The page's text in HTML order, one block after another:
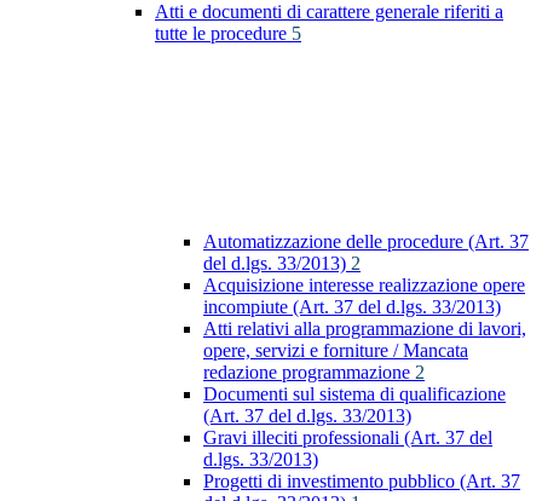
Atti e documenti di carattere generale riferiti a
tutte le procedure 5
Automatizzazione delle procedure (Art. 37
del d.lgs. 33/2013) 2
Acquisizione interesse realizzazione opere
incompiute (Art. 37 del d.lgs. 33/2013)
Atti relativi alla programmazione di lavori,
opere, servizi e forniture / Mancata
redazione programmazione 2
Documenti sul sistema di qualificazione
(Art. 37 del d.lgs. 33/2013)
Gravi illeciti professionali (Art. 37 del
d.lgs. 33/2013)
Progetti di investimento pubblico (Art. 37